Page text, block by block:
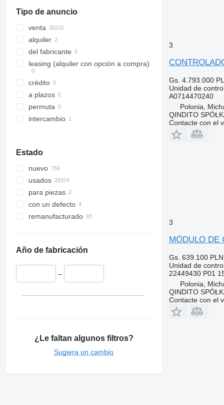
Viano
Vito
Tipo de anuncio
venta
alquiler
del fabricante
leasing (alquiler con opción a compra)
crédito
a plazos
permuta
intercambio
Estado
nuevo
usados
para piezas
con un defecto
remanufacturado
Año de fabricación
–
¿Le faltan algunos filtros?
Sugiera un cambio
3
Gs. 4.793.000
Unidad de
A0714470240
Polonia,
QINDITO
Contacte con el
3
MÓDULO DE
Gs. 639.100
Unidad de
22449430 P01
Polonia,
QINDITO
Contacte con el